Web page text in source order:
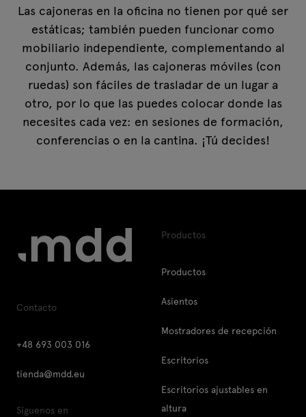
Las cajoneras en la oficina no tienen por qué ser
estáticas; también pueden funcionar como
mobiliario independiente, complementando al
conjunto. Además, las cajoneras móviles (con
ruedas) son fáciles de trasladar de un lugar a
otro, por lo que las puedes colocar donde las
necesites cada vez: en sesiones de formación,
conferencias o en la cantina. ¡Tú decides!
Contacto
+48 693 003 016
tienda@mdd.eu
Síguenos en
Productos
Productos
Asientos
Mostradores de recepción
Escritorios
Escritorios ajustables en
altura